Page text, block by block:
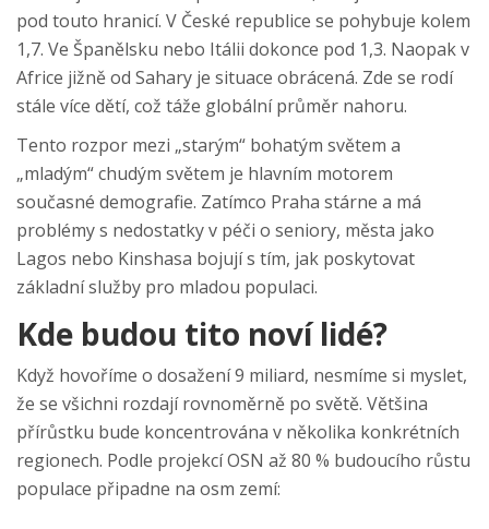
pod touto hranicí. V České republice se pohybuje kolem
1,7. Ve Španělsku nebo Itálii dokonce pod 1,3. Naopak v
Africe jižně od Sahary je situace obrácená. Zde se rodí
stále více dětí, což táže globální průměr nahoru.
Tento rozpor mezi „starým“ bohatým světem a
„mladým“ chudým světem je hlavním motorem
současné demografie. Zatímco Praha stárne a má
problémy s nedostatky v péči o seniory, města jako
Lagos nebo Kinshasa bojují s tím, jak poskytovat
základní služby pro mladou populaci.
Kde budou tito noví lidé?
Když hovoříme o dosažení 9 miliard, nesmíme si myslet,
že se všichni rozdají rovnoměrně po světě. Většina
přírůstku bude koncentrována v několika konkrétních
regionech. Podle projekcí OSN až 80 % budoucího růstu
populace připadne na osm zemí: